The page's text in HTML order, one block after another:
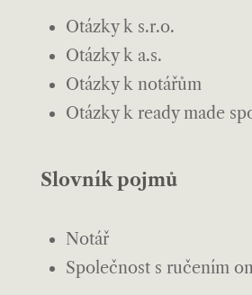
Otázky k s.r.o.
Otázky k a.s.
Otázky k notářům
Otázky k ready made
Slovník pojmů
Notář
Společnost s ručením